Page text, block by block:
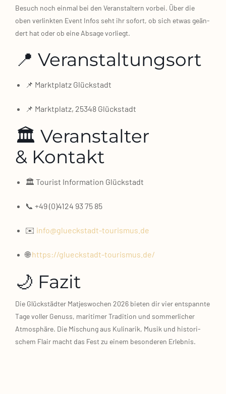
Besuch noch ein­mal bei den Ver­an­stal­tern vor­bei. Über die
oben ver­link­ten Event Infos seht ihr sofort, ob sich etwas geän­
dert hat oder ob eine Absa­ge vor­liegt.
📍 Veranstaltungsort
📌 Markt­platz Glück­stadt
📌 Markt­platz, 25348 Glück­stadt
🏛️ Veranstalter
& Kontakt
🏛️ Tou­rist Infor­ma­ti­on Glück­stadt
📞 +49 (0)4124 93 75 85
✉️ info@glueckstadt-tourismus.de
🌐https://glueckstadt-tourismus.de/
🌙 Fazit
Die Glück­städ­ter Mat­jes­wo­chen 2026 bie­ten dir vier ent­spann­te
Tage vol­ler Genuss, mari­ti­mer Tra­di­ti­on und som­mer­li­cher
Atmo­sphä­re. Die Mischung aus Kuli­na­rik, Musik und his­to­ri­
schem Flair macht das Fest zu einem beson­de­ren Erleb­nis.